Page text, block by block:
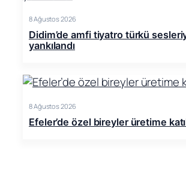
8 Ağustos 2026
Didim’de amfi tiyatro türkü
yankılandı
8 Ağustos 2026
Efeler’de özel bireyler üretime